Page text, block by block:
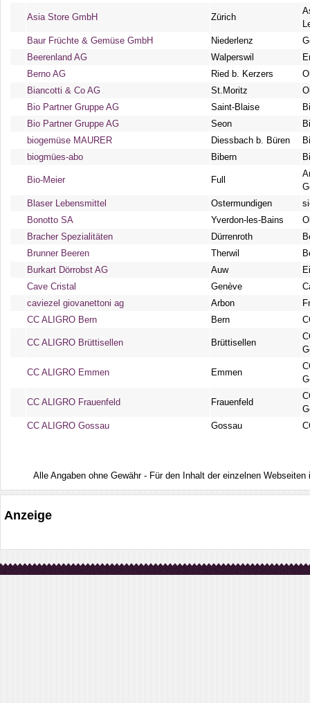
Asia Store GmbH Zürich
Baur Früchte & Gemüse GmbH
Niederlenz
Beerenland AG
Walperswil
Berno AG
Ried b. Kerzers
Biancotti & Co AG
St.Moritz
Bio Partner Gruppe AG
Saint-Blaise
Bio Partner Gruppe AG
Seon
biogemüse MAURER
Diessbach b. Büren
biogmües-abo
Bibern
Bio-Meier Full
Blaser Lebensmittel
Ostermundigen
Bonotto SA
Yverdon-les-Bains
Bracher Spezialitäten
Dürrenroth
Brunner Beeren
Therwil
Burkart Dörrobst AG
Auw
Cave Cristal
Genève
caviezel giovanettoni ag
Arbon
CC ALIGRO Bern
Bern
CC ALIGRO Brüttisellen Brüttisellen
CC ALIGRO Emmen Emmen
CC ALIGRO Frauenfeld Frauenfeld
CC ALIGRO Gossau
Gossau
Alle Angaben ohne Gewähr - Für den Inhalt der einzelnen Webseiten
Anzeige